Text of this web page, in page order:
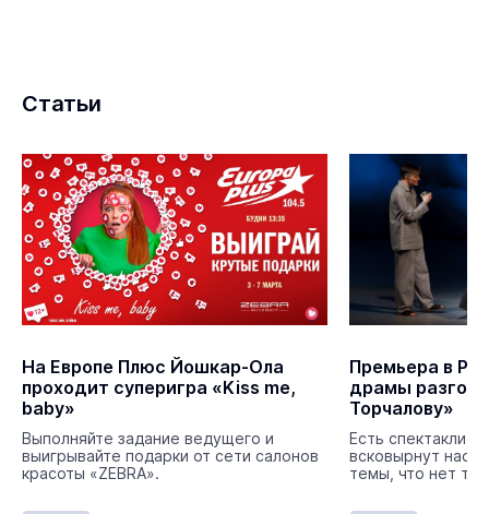
Статьи
На Европе Плюс Йошкар-Ола
проходит суперигра «Kiss me,
baby»
Выполняйте задание ведущего и
выигрывайте подарки от сети салонов
красоты «ZEBRA».
Премьера в
драмы
Торчалову»
Есть спектакли,
всковырнут
темы, что нет